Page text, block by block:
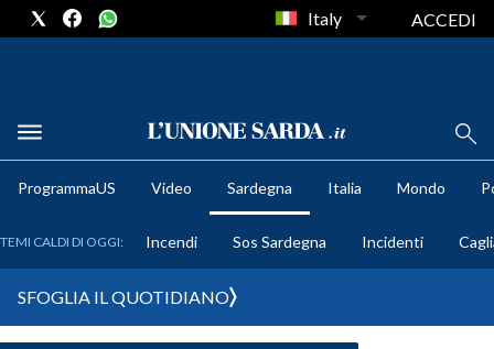
METEO
Italy ACCEDI
ProgrammaUS Video Sardegna Italia Mondo
TEMI CALDI DI OGGI: Incendi Sos Sardegna Incidenti
SFOGLIA IL QUOTIDIANO